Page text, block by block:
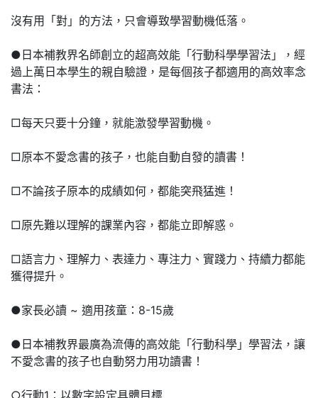
沒有用「對」的方法，只會導致學習動機低落。
●日本補教界名師創立的超高效能「行動科學學習法」，經
過上萬日本學生的親自驗證，是每個孩子都適用的高效率念
書法：
□每天只要十分鐘，就能激發學習動機。
□原本不愛念書的孩子，也能自動自發的讀書！
□不論孩子原本的成績如何，都能突飛猛進！
□原先難以理解的課業內容，都能立即解惑。
□語言力、理解力、表達力、專注力、實踐力、持續力都能
獲得提升。
●家長必讀 ~ 適用孩童：8-15歲
●日本補教界最廣為流傳的高效能「行動科學」學習法，讓
不愛念書的孩子也自動努力用功讀書！
○行動1：以數字設定具體目標